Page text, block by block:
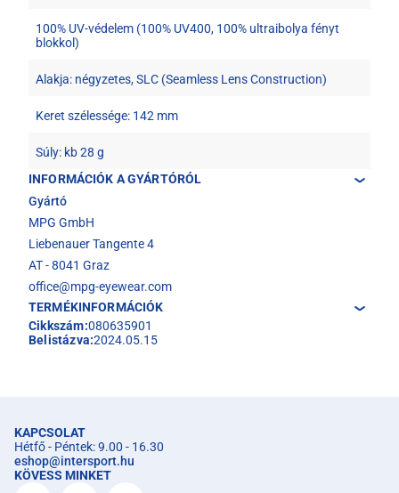
100% UV-védelem (100% UV400, 100% ultraibolya fényt
blokkol)
Alakja: négyzetes, SLC (Seamless Lens Construction)
Keret szélessége: 142 mm
Súly: kb 28 g
INFORMÁCIÓK A GYÁRTÓRÓL
Gyártó
MPG GmbH
Liebenauer Tangente 4
AT - 8041 Graz
office@mpg-eyewear.com
TERMÉKINFORMÁCIÓK
Cikkszám:080635901
Belistázva:2024.05.15
KAPCSOLAT
Hétfő - Péntek: 9.00 - 16.30
eshop@intersport.hu
KÖVESS MINKET